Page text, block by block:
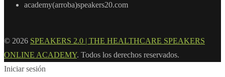
academy(arroba)speakers20.com
© 2026 SPEAKERS 2.0 | THE HEALTHCARE SPEAKERS
ONLINE ACADEMY. Todos los derechos reservados.
Iniciar sesión